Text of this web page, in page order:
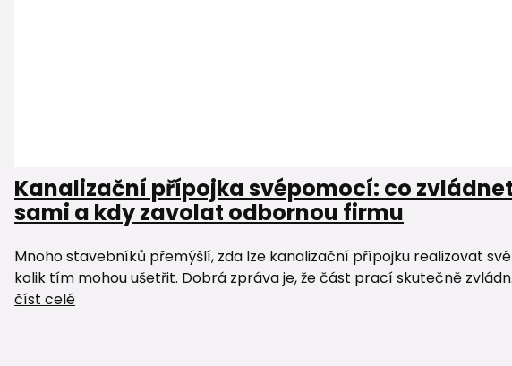
Kanalizační přípojka svépomocí: co
sami a kdy zavolat odbornou firmu
Mnoho stavebníků přemýšlí, zda lze kanalizační přípojku realizovat
kolik tím mohou ušetřit. Dobrá zpráva je, že část prací skutečně
číst celé